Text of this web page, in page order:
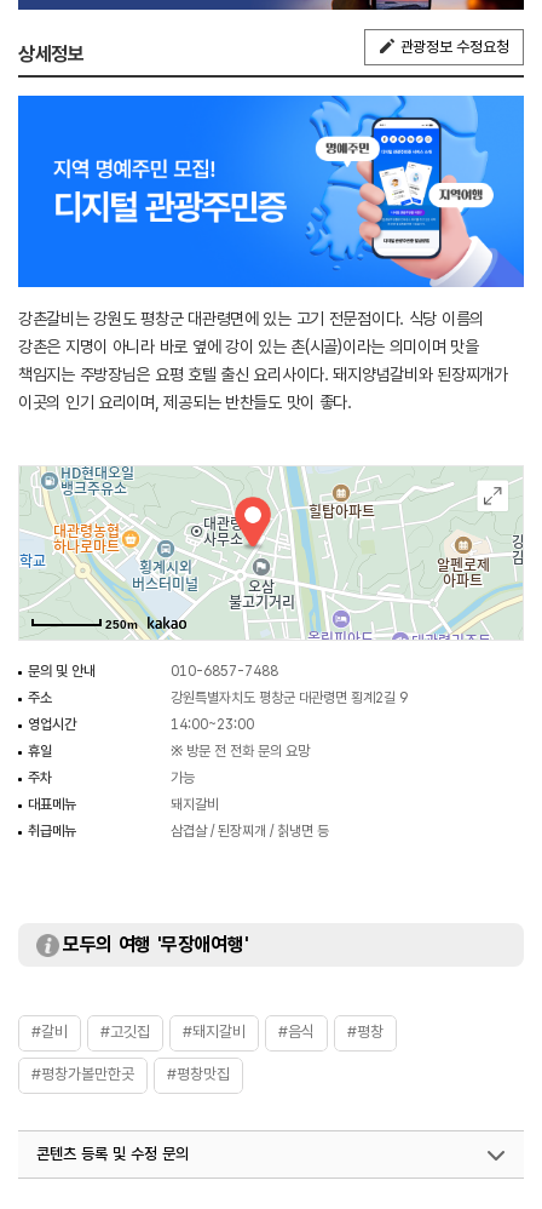
상세정보 관광정보 수정요청
강촌갈비는 강원도 평창군 대관령면에 있는 고기 전문점이다. 식당 이름의
강촌은 지명이 아니라 바로 옆에 강이 있는 촌(시골)이라는 의미이며 맛을
책임지는 주방장님은 요평 호텔 출신 요리사이다. 돼지양념갈비와 된장찌개가
이곳의 인기 요리이며, 제공되는 반찬들도 맛이 좋다.
250m
문의 및 안내
010-6857-7488
주소
강원특별자치도 평창군 대관령면 횡계2길 9
영업시간
14:00~23:00
휴일
※ 방문 전 전화 문의 요망
주차
가능
대표메뉴
돼지갈비
취급메뉴
삼겹살 / 된장찌개 / 칡냉면 등
모두의 여행 '무장애여행'
#갈비 #고깃집 #돼지갈비 #음식 #평창
#평창가볼만한곳 #평창맛집
콘텐츠 등록 및 수정 문의